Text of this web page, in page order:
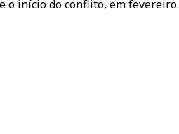
o início do conflito, em fevereiro.